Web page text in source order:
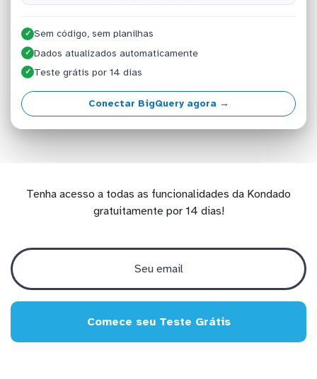
✓ Sem código, sem planilhas
✓ Dados atualizados automaticamente
✓ Teste grátis por 14 dias
Conectar BigQuery agora →
Tenha acesso a todas as funcionalidades da Kondado
gratuitamente por 14 dias!
Comece seu Teste Grátis